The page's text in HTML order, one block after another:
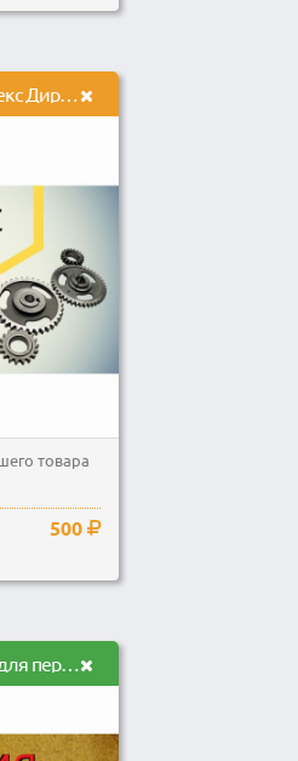
Настрою рекламу в Яндекс Директ
товара
500
Промокод в Google Ads для первой рекламной кампании, экономия на рекламе Гугл адс